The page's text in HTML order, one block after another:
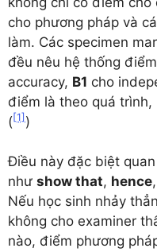
cho phương pháp và
làm. Các specimen
đều nêu hệ thống
accuracy, B1 cho
điểm là theo quá
([1] )
Điều này đặc biệt
như show that, hence,
Nếu học sinh nhảy
không cho examiner
nào, điểm phương